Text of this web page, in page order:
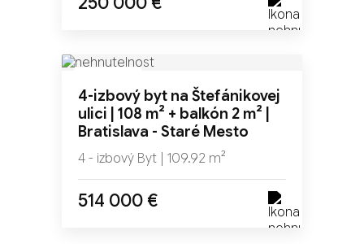
TOP
4-izbový byt na Štefánikovej
ulici | 108 m² + balkón 2 m² |
Bratislava - Staré Mesto
4 - izbový Byt | 109.92 m²
514 000 €